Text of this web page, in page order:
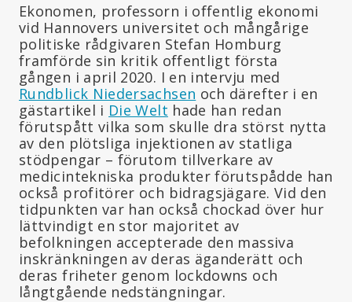
Ekonomen, professorn i offentlig ekonomi
vid Hannovers universitet och mångårige
politiske rådgivaren Stefan Homburg
framförde sin kritik offentligt första
gången i april 2020. I en intervju med
Rundblick Niedersachsen och därefter i en
gästartikel i Die Welt hade han redan
förutspått vilka som skulle dra störst nytta
av den plötsliga injektionen av statliga
stödpengar – förutom tillverkare av
medicintekniska produkter förutspådde han
också profitörer och bidragsjägare. Vid den
tidpunkten var han också chockad över hur
lättvindigt en stor majoritet av
befolkningen accepterade den massiva
inskränkningen av deras äganderätt och
deras friheter genom lockdowns och
långtgående nedstängningar.